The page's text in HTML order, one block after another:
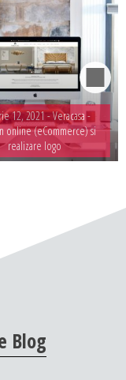
12, 2021 -Veracasa -
online (eCommerce) si
realizare logo
Blog